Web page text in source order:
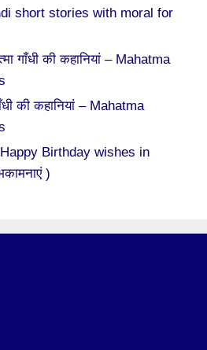
short stories with moral for
गाँधी की कहानियां – Mahatma
की कहानियां – Mahatma
Birthday wishes in
)